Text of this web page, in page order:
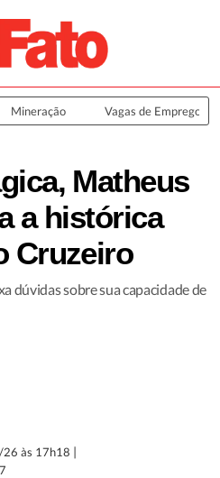
Mineração Vagas de Emprego
Matheus
a histórica
Cruzeiro
dúvidas sobre sua capacidade de
às 17h18 |